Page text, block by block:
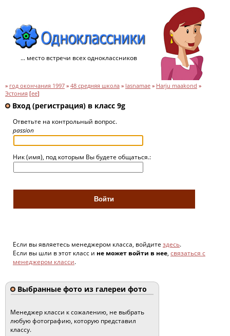
... место встречи всех одноклассников
» год окончания 1997 » 48 средняя школа » lasnamae » Harju maakond »
Эстония [ee]
Вход (регистрация) в класс 9g
Ответьте на контрольный вопрос.
passion
Ник (имя), под которым Вы будете общаться.:
Если вы являетесь менеджером класса, войдите здесь.
Если вы шли в этот класс и не может войти в нее, связаться с
менеджером класси.
Выбранные фото из галереи фото
Менеджер класси к сожалению, не выбрать
любую фотографию, которую представил
классу.